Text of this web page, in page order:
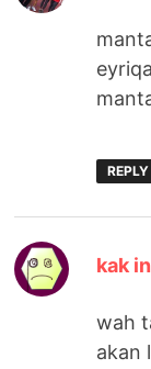
REPLY
kak
wah
akan